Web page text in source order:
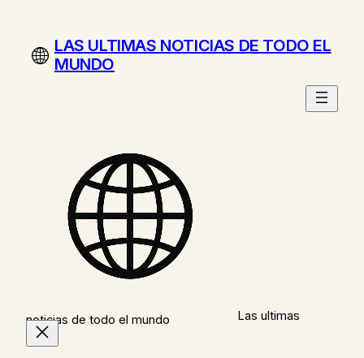
contenidoLAS ULTIMAS NOTICIAS DE TODO EL
MUNDO
Las ultimas
noticias de todo el mundo